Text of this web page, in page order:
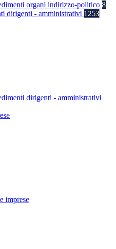
organi indirizzo-politico 8
dirigenti - amministrativi 1253
dirigenti - amministrativi
imprese